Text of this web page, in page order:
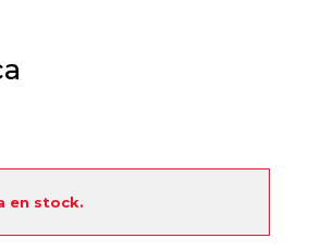
en stock.